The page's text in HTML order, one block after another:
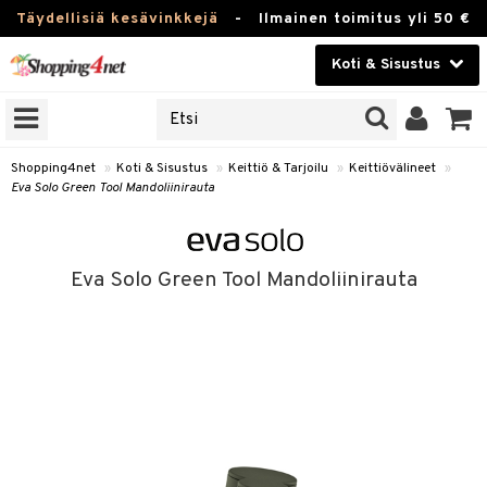
Täydellisiä kesävinkkejä - Ilmainen toimitus yli 50 €
Koti & Sisustus
Kauneudenhoito
Piilolinssit
Fitness
Shopping4net » Koti & Sisustus » Keittiö & Tarjoilu » Keittiövälineet »
Eva Solo Green Tool Mandoliinirauta
Eva Solo Green Tool Mandoliinirauta
Karahvit